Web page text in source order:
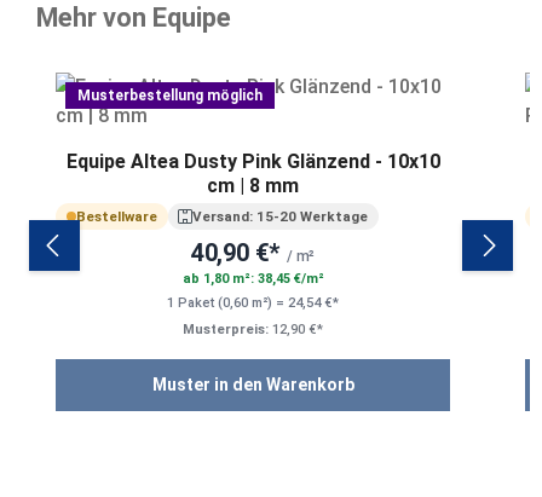
Mehr von Equipe
Musterbestellung möglich
Equipe Altea Dusty Pink Glänzend - 10x10
cm | 8 mm
Bestellware Versand: 15-20 Werktage
40,90 €* / m²
ab 1,80 m²: 38,45 €/m²
1 Paket (0,60 m²) = 24,54 €*
Musterpreis: 12,90 €*
Muster in den Warenkorb